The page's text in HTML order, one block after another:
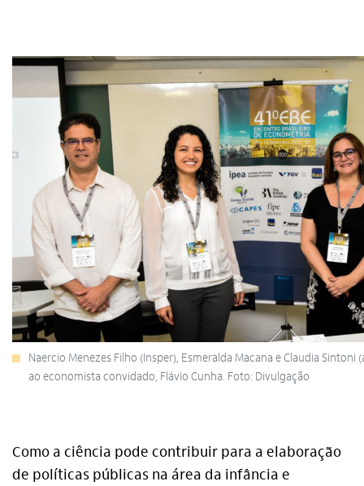
Naercio Menezes Filho (Insper), Esmeralda Macana e Claudia Sintoni
ao economista convidado, Flávio Cunha. Foto: Divulgação
Como a ciência pode contribuir para a elaboração
de políticas públicas na área da infância e